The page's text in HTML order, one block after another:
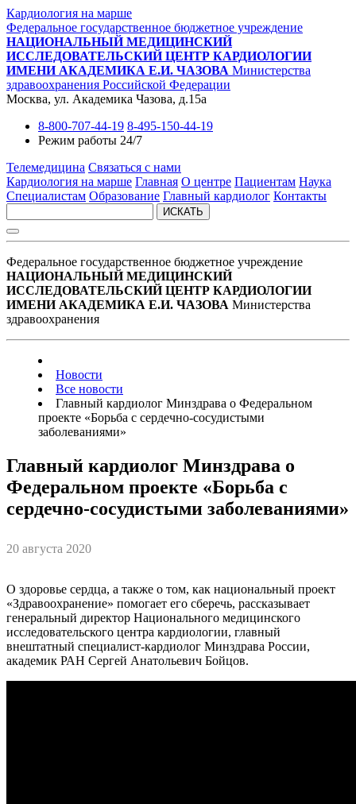
Кардиология на марше
Федеральное государственное бюджетное учреждение
НАЦИОНАЛЬНЫЙ МЕДИЦИНСКИЙ
ИССЛЕДОВАТЕЛЬСКИЙ ЦЕНТР КАРДИОЛОГИИ
ИМЕНИ АКАДЕМИКА Е.И. ЧАЗОВА Министерства
здравоохранения Российской Федерации
Москва, ул. Академика Чазова, д.15а
8-800-707-44-19 8-495-150-44-19
Режим работы 24/7
Телемедицина Связаться с нами
Кардиология на марше Главная О центре Пациентам Наука
Специалистам Образование Главный кардиолог Контакты
ИСКАТЬ
Федеральное государственное бюджетное учреждение
НАЦИОНАЛЬНЫЙ МЕДИЦИНСКИЙ
ИССЛЕДОВАТЕЛЬСКИЙ ЦЕНТР КАРДИОЛОГИИ
ИМЕНИ АКАДЕМИКА Е.И. ЧАЗОВА Министерства
здравоохранения
Новости
Все новости
Главный кардиолог Минздрава о Федеральном
проекте «Борьба с сердечно-сосудистыми
заболеваниями»
Главный кардиолог Минздрава о
Федеральном проекте «Борьба с
сердечно-сосудистыми заболеваниями»
20 августа 2020
О здоровье сердца, а также о том, как национальный проект
«Здравоохранение» помогает его сберечь, рассказывает
генеральный директор Национального медицинского
исследовательского центра кардиологии, главный
внештатный специалист-кардиолог Минздрава России,
академик РАН Сергей Анатольевич Бойцов.